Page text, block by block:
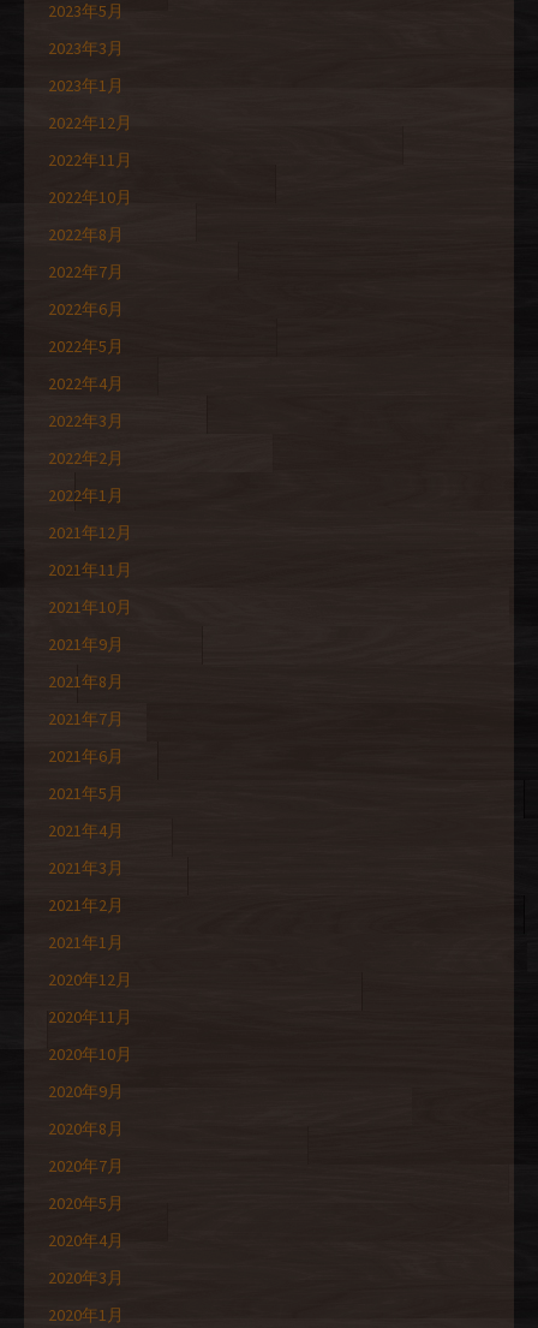
2023年5月
2023年3月
2023年1月
2022年12月
2022年11月
2022年10月
2022年8月
2022年7月
2022年6月
2022年5月
2022年4月
2022年3月
2022年2月
2022年1月
2021年12月
2021年11月
2021年10月
2021年9月
2021年8月
2021年7月
2021年6月
2021年5月
2021年4月
2021年3月
2021年2月
2021年1月
2020年12月
2020年11月
2020年10月
2020年9月
2020年8月
2020年7月
2020年5月
2020年4月
2020年3月
2020年1月